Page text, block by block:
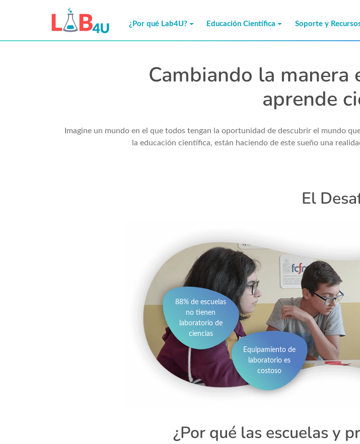
¿Por qué Lab4U? Educación Científica Soporte y
Cambiando la manera
aprende
Imagine un mundo en el que todos tengan la oportunidad de descubrir el mundo
la educación científica, están haciendo de este sueño una
El
88% de escuelas
no tienen
laboratorio de
ciencias
Equipamiento de
laboratorio es
costoso
¿Por qué las escuelas y